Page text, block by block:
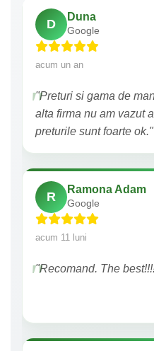
D
Duna
Google
acum un an
"Preturi si gama de
alta firma nu am vazut
preturile sunt foarte ok."
R
Ramona Adam
Google
acum 11 luni
"Recomand. The